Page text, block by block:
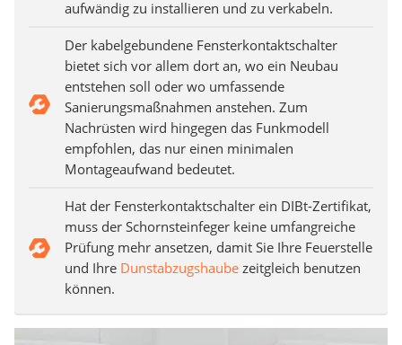
aufwändig zu installieren und zu verkabeln.
Der kabelgebundene Fensterkontaktschalter
bietet sich vor allem dort an, wo ein Neubau
entstehen soll oder wo umfassende
Sanierungsmaßnahmen anstehen. Zum
Nachrüsten wird hingegen das Funkmodell
empfohlen, das nur einen minimalen
Montageaufwand bedeutet.
Hat der Fensterkontaktschalter ein DIBt-Zertifikat,
muss der Schornsteinfeger keine umfangreiche
Prüfung mehr ansetzen, damit Sie Ihre Feuerstelle
und Ihre Dunstabzugshaube zeitgleich benutzen
können.